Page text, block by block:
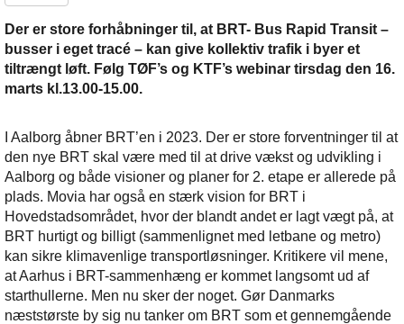
Der er store forhåbninger til, at BRT- Bus Rapid Transit –
busser i eget tracé – kan give kollektiv trafik i byer et
tiltrængt løft. Følg TØF’s og KTF’s webinar tirsdag den 16.
marts kl.13.00-15.00.
I Aalborg åbner BRT’en i 2023. Der er store forventninger til at
den nye BRT skal være med til at drive vækst og udvikling i
Aalborg og både visioner og planer for 2. etape er allerede på
plads. Movia har også en stærk vision for BRT i
Hovedstadsområdet, hvor der blandt andet er lagt vægt på, at
BRT hurtigt og billigt (sammenlignet med letbane og metro)
kan sikre klimavenlige transportløsninger. Kritikere vil mene,
at Aarhus i BRT-sammenhæng er kommet langsomt ud af
starthullerne. Men nu sker der noget. Gør Danmarks
næststørste by sig nu tanker om BRT som et gennemgående